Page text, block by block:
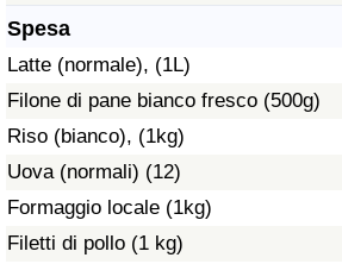
Spesa
Latte (normale), (1L)
Filone di pane bianco fresco (500g)
Riso (bianco), (1kg)
Uova (normali) (12)
Formaggio locale (1kg)
Filetti di pollo (1 kg)
Assistenza Sanitaria
Indice dell’Assistenza Sanitaria
Indice dell’Assistenza Sanitaria
Indice dell’Assistenza Sanitaria per
Nazione